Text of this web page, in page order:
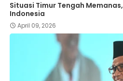
Situasi Timur Tengah
Indonesia
April 09, 2026